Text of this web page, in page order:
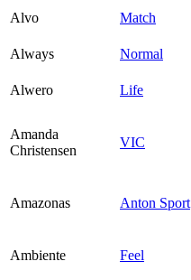
Alvo
Match
Always
Normal
Alwero
Life
Amanda
Christensen
VIC
Amazonas Anton Sport
Ambiente Feel